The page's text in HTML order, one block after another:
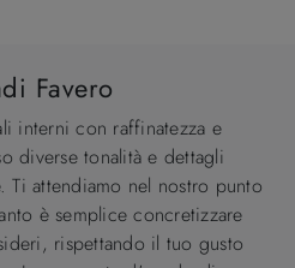
Favero
interni con raffinatezza e
diverse tonalità e dettagli
Ti attendiamo nel nostro punto
è semplice concretizzare
rispettando il tuo gusto